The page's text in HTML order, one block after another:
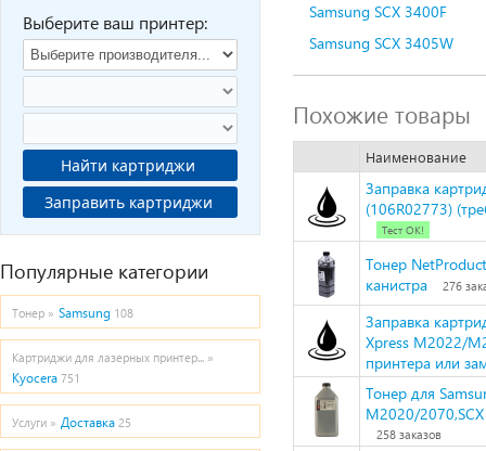
Выберите ваш принтер:
Найти картриджи
Заправить картриджи
Популярные категории
Тонер » Samsung 108
Картриджи для лазерных принтер... »
Kyocera 751
Услуги » Доставка 25
Samsung SCX 3400F
Samsung SCX 3405W
Похожие товары
Наименование
Заправка
(106R02773)
Тест ОК!
Тонер
канистра
276
Заправка
Xpress M2022/
принтера или
Тонер для
M2020/
258 заказов